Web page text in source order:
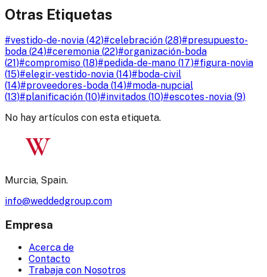
Otras Etiquetas
#vestido-de-novia (42)#celebración (28)#presupuesto-
boda (24)#ceremonia (22)#organización-boda
(21)#compromiso (18)#pedida-de-mano (17)#figura-novia
(15)#elegir-vestido-novia (14)#boda-civil
(14)#proveedores-boda (14)#moda-nupcial
(13)#planificación (10)#invitados (10)#escotes-novia (9)
No hay artículos con esta etiqueta.
W
Murcia, Spain.
info@weddedgroup.com
Empresa
Acerca de
Contacto
Trabaja con Nosotros